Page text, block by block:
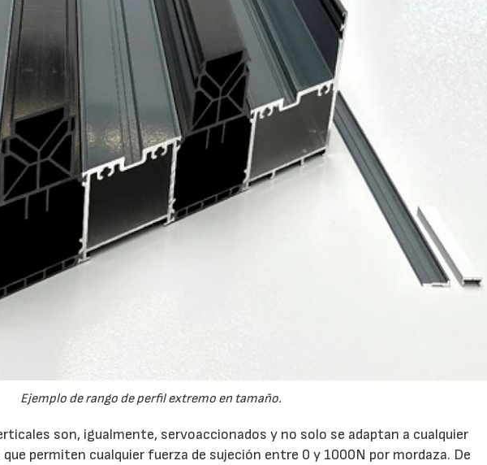
Ejemplo de rango de perfil extremo en tamaño.
son, igualmente, servoaccionados y no solo se adaptan a cualquier
permiten cualquier fuerza de sujeción entre 0 y 1000N por mordaza. De
21/07/2026